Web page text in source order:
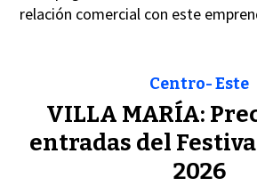
relación comercial con este
VILLA MARÍA:
entradas del
2026
Centro- Este